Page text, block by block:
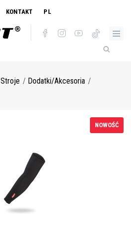
KONTAKT PL
Stroje Dodatki/Akcesoria
NOWOŚĆ